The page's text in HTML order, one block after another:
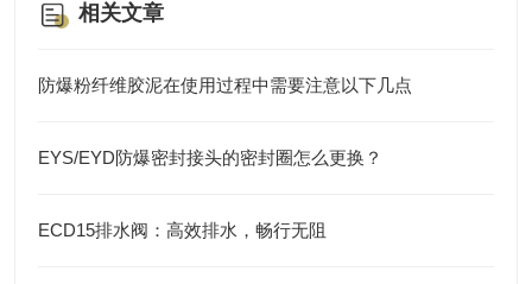
相关文章
防爆粉纤维胶泥在使用过程中需要注意以下几点
EYS/EYD防爆密封接头的密封圈怎么更换？
ECD15排水阀：高效排水，畅行无阻